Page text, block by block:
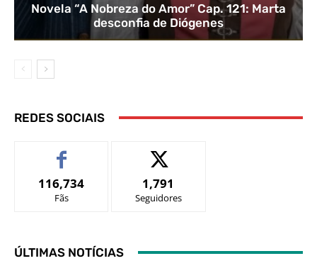
Novela “A Nobreza do Amor” Cap. 121: Marta
desconfia de Diógenes
REDES SOCIAIS
116,734
Fãs
1,791
Seguidores
ÚLTIMAS NOTÍCIAS